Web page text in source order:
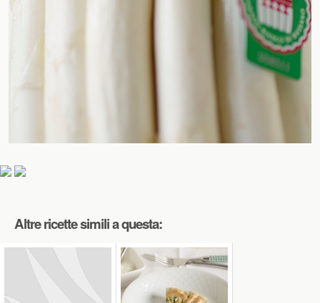
Altre ricette simili a questa: